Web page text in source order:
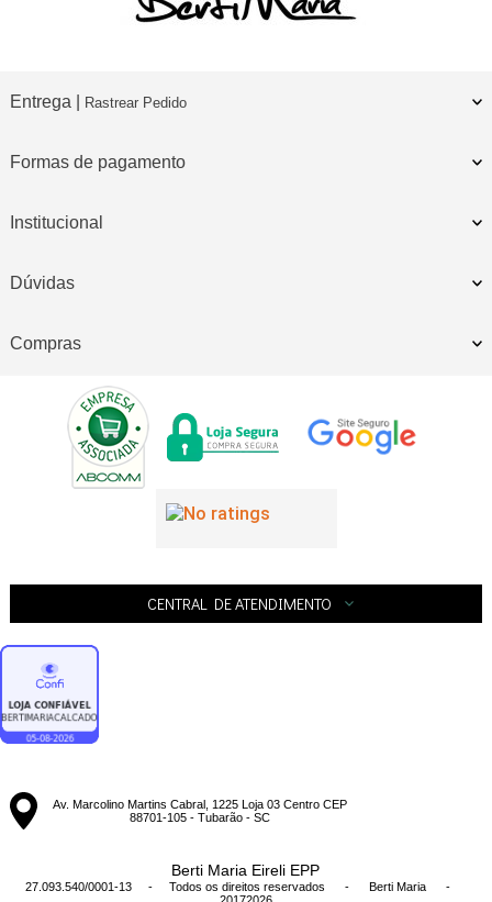
Entrega | Rastrear Pedido
Formas de pagamento
Institucional
Dúvidas
Compras
CENTRAL DE ATENDIMENTO
Av. Marcolino Martins Cabral, 1225 Loja 03 Centro CEP
88701-105 - Tubarão - SC
Berti Maria Eireli EPP
27.093.540/0001-13 - Todos os direitos reservados - Berti Maria
-